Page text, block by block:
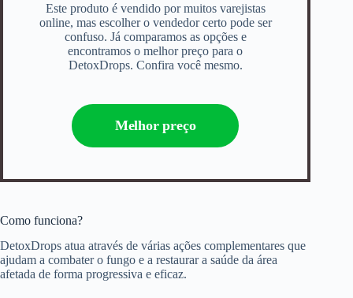
Este produto é vendido por muitos varejistas
online, mas escolher o vendedor certo pode ser
confuso. Já comparamos as opções e
encontramos o melhor preço para o
DetoxDrops. Confira você mesmo.
Melhor preço
Como funciona?
DetoxDrops atua através de várias ações complementares que
ajudam a combater o fungo e a restaurar a saúde da área
afetada de forma progressiva e eficaz.